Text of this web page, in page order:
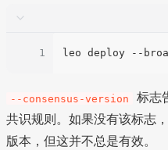
1
--consensus-version
标志
共识规则。如果没有该标志
版本，但这并不总是有效。